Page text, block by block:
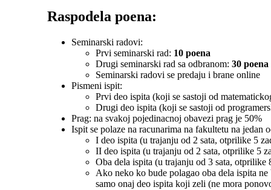
Raspodela poena:
Seminarski radovi:
Prvi seminarski rad: 10 poena
Drugi seminarski rad sa odbranom: 30 poena
Seminarski radovi se predaju i brane online
Pismeni ispit:
Prvi deo ispita (koji se sastoji od
Drugi deo ispita (koji se sastoji od
Prag: na svakoj pojedinacnoj obavezi prag je 50%
Ispit se polaze na racunarima na fakultetu na jedan
I deo ispita (u trajanju od 2 sata, otprilike 5
II deo ispita (u trajanju od 2 sata, otprilike 5
Oba dela ispita (u trajanju od 3 sata, otprilike
Ako neko ko bude polagao oba dela ispita
samo onaj deo ispita koji zeli (ne mora